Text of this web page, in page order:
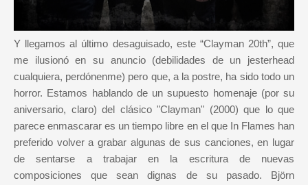
Y llegamos al último desaguisado, este “Clayman 20th”, que
me ilusionó en su anuncio (debilidades de un jesterhead
cualquiera, perdónenme) pero que, a la postre, ha sido todo un
horror. Estamos hablando de un supuesto homenaje (por su
aniversario, claro) del clásico "Clayman" (2000) que lo que
parece enmascarar es un tiempo libre en el que In Flames han
preferido volver a grabar algunas de sus canciones, en lugar
de sentarse a trabajar en la escritura de nuevas
composiciones que sean dignas de su pasado. Björn